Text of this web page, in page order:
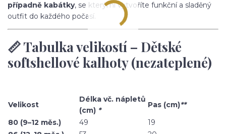
případně kabátky, se kterými vytvoříte funkční a sladěný
outfit do každého počasí.
📏 Tabulka velikostí – Dětské
softshellové kalhoty (nezateplené)
Velikost
Délka vč. nápletů
(cm) *
Pas (cm)**
80 (9–12 měs.)
49
19